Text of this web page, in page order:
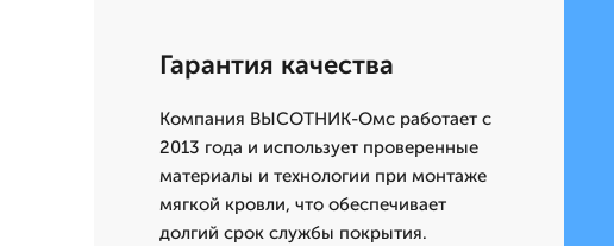
Гарантия качества
Компания ВЫСОТНИК-Омс работает с
2013 года и использует проверенные
материалы и технологии при монтаже
мягкой кровли, что обеспечивает
долгий срок службы покрытия.